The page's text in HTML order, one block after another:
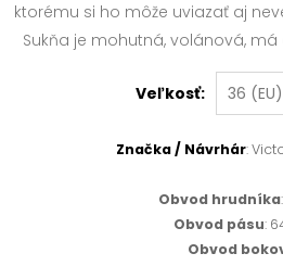
ktorému si ho môže uviazať aj
Sukňa je mohutná, volánová,
Veľkosť:
Značka / Návrhár:
Obvod hrudníka
Obvod pásu:
Obvod